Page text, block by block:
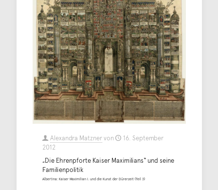
Alexandra Matznervon
16. September
2012
„Die Ehrenpforte Kaiser Maximilians“ und seine
Familienpolitik
Albertina: Kaiser Maximilian I. und die Kunst der Dürerzeit (Teil 3)